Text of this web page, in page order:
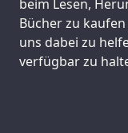
beim Lesen,
Bücher zu
uns dabei zu
verfügbar zu